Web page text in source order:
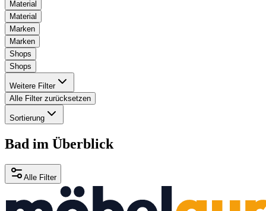
Material
Material
Marken
Marken
Shops
Shops
Weitere Filter
Alle Filter zurücksetzen
Sortierung
Bad im Überblick
Alle Filter